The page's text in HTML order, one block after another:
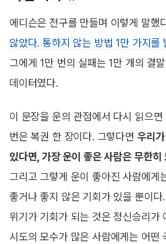
에디슨은 전구를 만들며 이렇게 말했
않았다. 통하지 않는 방법 1만 가지를
그에게 1만 번의 실패는 1만 개의 결
데이터였다.
이 문장을 운의 관점에서 다시 읽으
번은 복권 한 장이다. 그렇다면 우리
있다면, 가장 운이 좋은 사람은 무한히
그리고 그렇게 운이 좋아진 사람에게
좋거나 좋지 않은 기회가 있을 뿐이다
위기가 기회가 되는 것은 정신승리가
시도의 모수가 많은 사람에게는 어떤